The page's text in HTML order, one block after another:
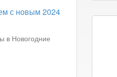
с новым 2024
в Новогодние